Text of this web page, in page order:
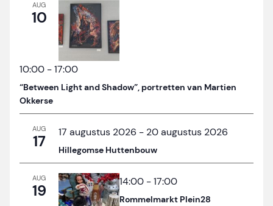
AUG
10
10:00 -17:00
“Between Light and Shadow”, portretten van Martien
Okkerse
AUG
17 17 augustus 2026 - 20 augustus 2026
Hillegomse Huttenbouw
AUG
19 14:00 -17:00
Rommelmarkt Plein28